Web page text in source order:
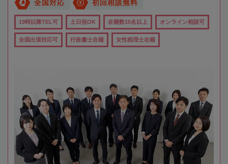
全国対応 初回相談無料
19時以降TEL可 土日祝OK 在籍数10名以上 オンライン相談可
全国出張対応可 行政書士在籍 女性税理士在籍